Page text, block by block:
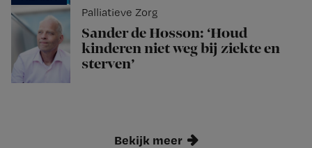
Palliatieve Zorg
Sander de Hosson: ‘Houd
kinderen niet weg bij ziekte en
sterven’
Bekijk meer